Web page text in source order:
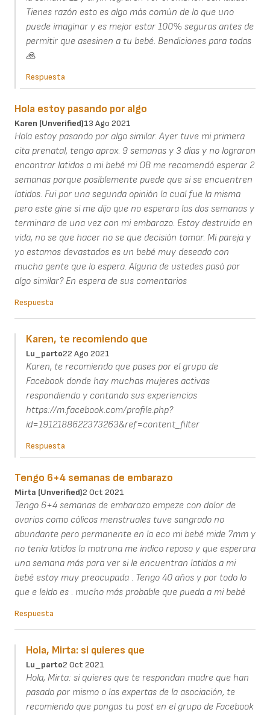
Tienes razón esto es algo más común de lo que uno
puede imaginar y es mejor estar 100% seguras antes de
permitir que asesinen a tu bebé. Bendiciones para todas
🙏
Respuesta
Hola estoy pasando por algo
Karen (unverified)13 Ago 2021
Hola estoy pasando por algo similar. Ayer tuve mi primera
cita prenatal, tengo aprox. 9 semanas y 3 días y no lograron
encontrar latidos a mi bebé mi OB me recomendó esperar 2
semanas porque posiblemente puede que si se encuentren
latidos. Fui por una segunda opinión la cual fue la misma
pero este gine si me dijo que no esperara las dos semanas y
terminara de una vez con mi embarazo. Estoy destruida en
vida, no se que hacer no se que decisión tomar. Mi pareja y
yo estamos devastados es un bebé muy deseado con
mucha gente que lo espera. Alguna de ustedes pasó por
algo similar? En espera de sus comentarios
Respuesta
Karen, te recomiendo que
Lu_parto22 Ago 2021
Karen, te recomiendo que pases por el grupo de
Facebook donde hay muchas mujeres activas
respondiendo y contando sus experiencias
https://m.facebook.com/profile.php?
id=1912188622373263&ref=content_filter
Respuesta
Tengo 6+4 semanas de embarazo
Mirta (unverified)2 Oct 2021
Tengo 6+4 semanas de embarazo empeze con dolor de
ovarios como cólicos menstruales tuve sangrado no
abundante pero permanente en la eco mi bebé mide 7mm y
no tenía latidos la matrona me indico reposo y que esperara
una semana más para ver si le encuentran latidos a mi
bebé estoy muy preocupada . Tengo 40 años y por todo lo
que e leído es . mucho más probable que pueda a mi bebé
Respuesta
Hola, Mirta: si quieres que
Lu_parto2 Oct 2021
Hola, Mirta: si quieres que te respondan madre que han
pasado por mismo o las expertas de la asociación, te
recomiendo que pongas tu post en el grupo de Facebook